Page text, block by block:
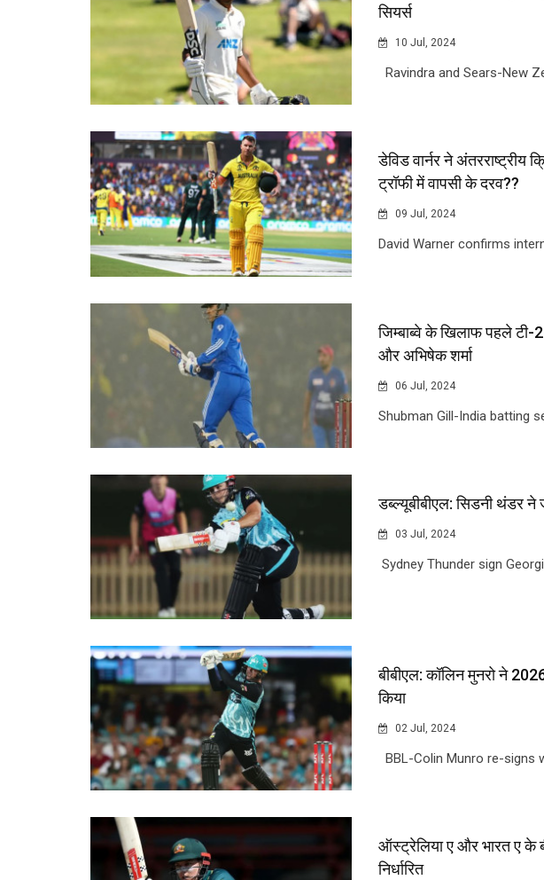
सियर्स
10 Jul, 2024
Ravindra and Sears-New
डेविड वार्नर ने अंतरराष्ट्रीय
ट्रॉफी में वापसी के दरव??
09 Jul, 2024
David Warner confirms
जिम्बाब्वे के खिलाफ पहले
और अभिषेक शर्मा
06 Jul, 2024
Shubman Gill-India batting
डब्ल्यूबीबीएल: सिडनी थंडर ने
03 Jul, 2024
Sydney Thunder sign
बीबीएल: कॉलिन मुनरो ने
किया
02 Jul, 2024
BBL-Colin Munro re-signs
ऑस्ट्रेलिया ए और भारत ए के
निर्धारित